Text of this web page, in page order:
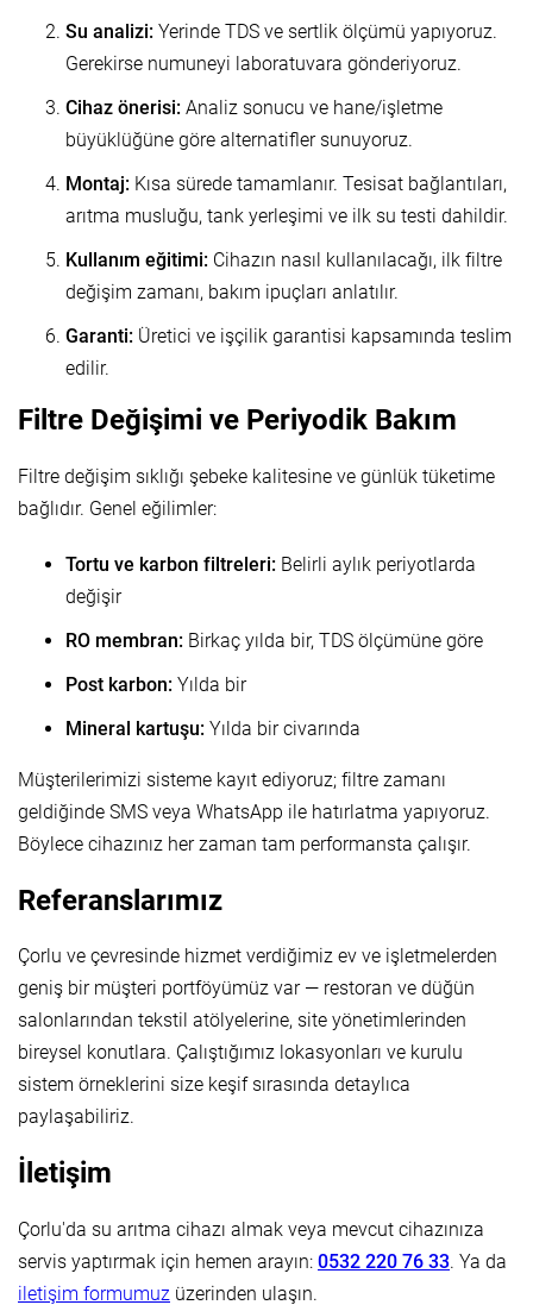
Su analizi: Yerinde TDS ve sertlik ölçümü yapıyoruz.
Gerekirse numuneyi laboratuvara gönderiyoruz.
Cihaz önerisi: Analiz sonucu ve hane/işletme
büyüklüğüne göre alternatifler sunuyoruz.
Montaj: Kısa sürede tamamlanır. Tesisat bağlantıları,
arıtma musluğu, tank yerleşimi ve ilk su testi dahildir.
Kullanım eğitimi: Cihazın nasıl kullanılacağı, ilk filtre
değişim zamanı, bakım ipuçları anlatılır.
Garanti: Üretici ve işçilik garantisi kapsamında teslim
edilir.
Filtre Değişimi ve Periyodik Bakım
Filtre değişim sıklığı şebeke kalitesine ve günlük tüketime
bağlıdır. Genel eğilimler:
Tortu ve karbon filtreleri: Belirli aylık periyotlarda
değişir
RO membran: Birkaç yılda bir, TDS ölçümüne göre
Post karbon: Yılda bir
Mineral kartuşu: Yılda bir civarında
Müşterilerimizi sisteme kayıt ediyoruz; filtre zamanı
geldiğinde SMS veya WhatsApp ile hatırlatma yapıyoruz.
Böylece cihazınız her zaman tam performansta çalışır.
Referanslarımız
Çorlu ve çevresinde hizmet verdiğimiz ev ve işletmelerden
geniş bir müşteri portföyümüz var — restoran ve düğün
salonlarından tekstil atölyelerine, site yönetimlerinden
bireysel konutlara. Çalıştığımız lokasyonları ve kurulu
sistem örneklerini size keşif sırasında detaylıca
paylaşabiliriz.
İletişim
Çorlu'da su arıtma cihazı almak veya mevcut cihazınıza
servis yaptırmak için hemen arayın: 0532 220 76 33. Ya da
iletişim formumuz üzerinden ulaşın.